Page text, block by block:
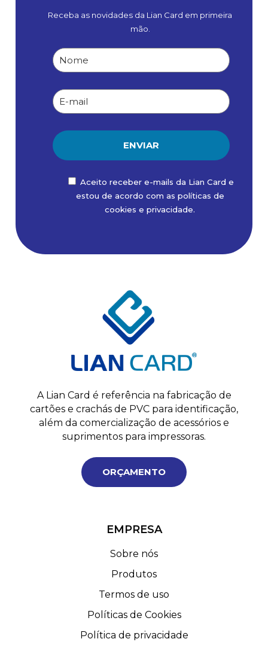
Receba as novidades da Lian Card em primeira
mão.
Aceito receber e-mails da Lian Card e
estou de acordo com as políticas de
cookies eprivacidade.
A Lian Card é referência na fabricação de
cartões e crachás de PVC para identificação,
além da comercialização de acessórios e
suprimentos para impressoras.
ORÇAMENTO
EMPRESA
Sobre nós
Produtos
Termos de uso
Políticas de Cookies
Política de privacidade